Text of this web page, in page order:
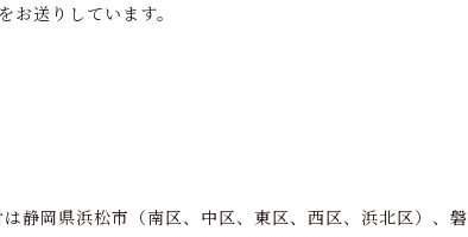
送りしています。
静岡県浜松市（南区、中区、東区、西区、浜北区）、磐